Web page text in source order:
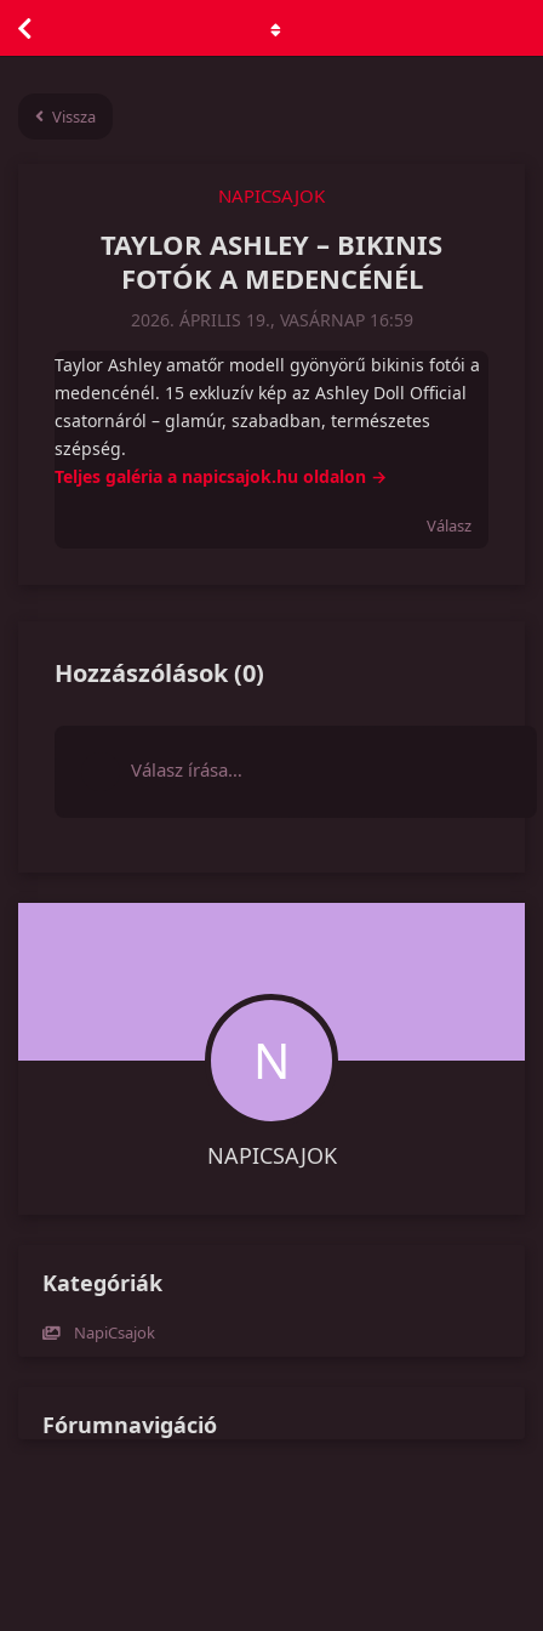
Vissza
NAPICSAJOK
TAYLOR ASHLEY – BIKINIS
FOTÓK A MEDENCÉNÉL
2026. ÁPRILIS 19., VASÁRNAP 16:59
Taylor Ashley amatőr modell gyönyörű bikinis fotói a
medencénél. 15 exkluzív kép az Ashley Doll Official
csatornáról – glamúr, szabadban, természetes
szépség.
Teljes galéria a napicsajok.hu oldalon →
Válasz
Hozzászólások(0)
Válasz írása…
N
NAPICSAJOK
Kategóriák
NapiCsajok
Fórumnavigáció